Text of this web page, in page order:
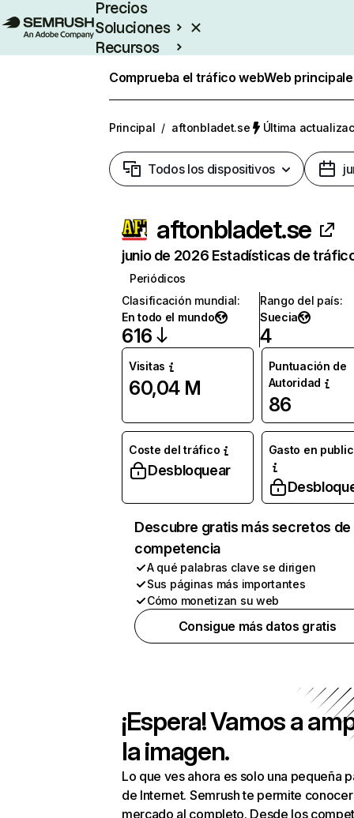
Precios
Soluciones
Recursos
Comprueba el tráfico webWeb
Principal / aftonbladet.se Última
Todos los dispositivos
aftonbladet.se
junio de 2026 Estadísticas de
Periódicos
Clasificación mundial:
En todo el mundo
616
Rango del país:
Suecia
4
Visitas
60,04 M
Puntuación de
Autoridad
86
Coste del tráfico
Desbloquear
Gasto en
Descubre gratis más secretos de
competencia
A qué palabras clave se dirigen
Sus páginas más importantes
Cómo monetizan su web
Consigue más datos gratis
¡Espera! Vamos a
la imagen.
Lo que ves ahora es solo una pequeña
de Internet. Semrush te permite
mercado al completo. Desde los